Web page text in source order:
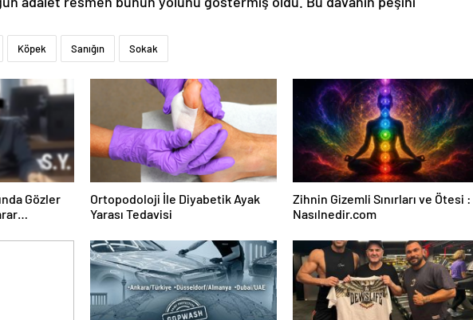
Köpek Sanığın Sokak
Gözler
Ortopodoloji İle Diyabetik Ayak
Yarası Tedavisi
Zihnin Gizemli Sınırları ve Ötesi :
Nasılnedir.com